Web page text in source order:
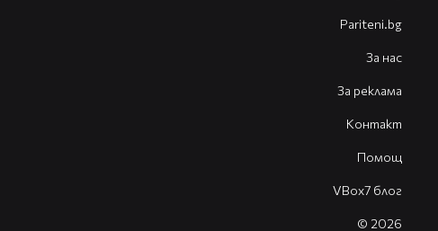
Pariteni.bg
За нас
За реклама
Контакт
Помощ
VBox7 блог
© 2026